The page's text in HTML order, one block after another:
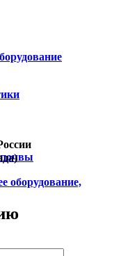
почвы
оборудование,